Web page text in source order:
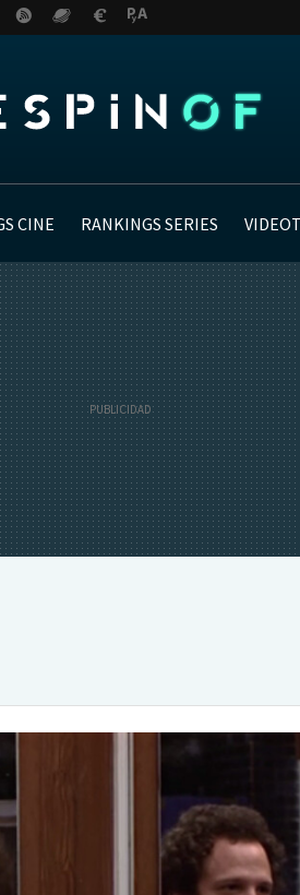
CINE RANKINGS SERIES